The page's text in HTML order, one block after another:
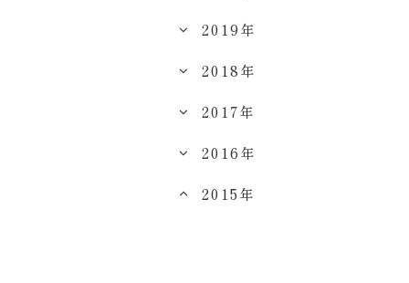
2019年
2018年
2017年
2016年
2015年